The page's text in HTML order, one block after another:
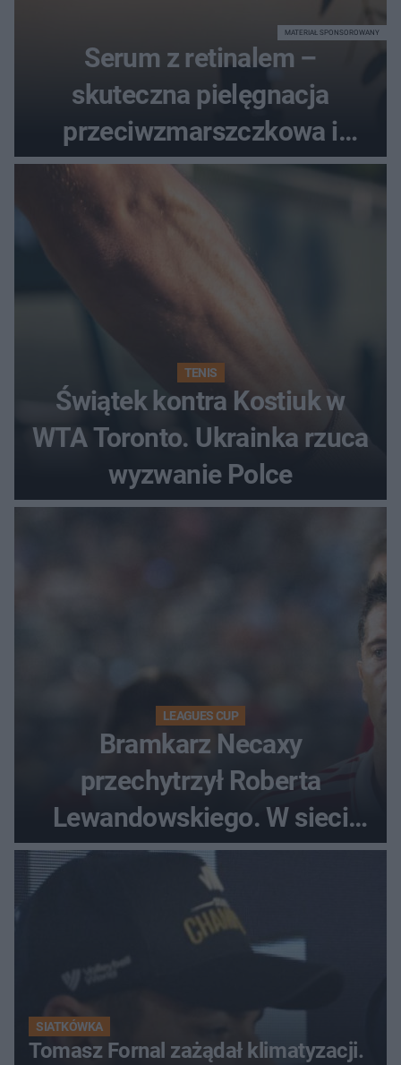
Serum z retinalem –
skuteczna pielęgnacja
przeciwzmarszczkowa i
regenerująca
MATERIAŁ SPONSOROWANY
TENIS
Świątek kontra Kostiuk w
WTA Toronto. Ukrainka rzuca
wyzwanie Polce
LEAGUES CUP
Bramkarz Necaxy
przechytrzył Roberta
Lewandowskiego. W sieci
krąży wideo z tego pojedynku
SIATKÓWKA
Tomasz Fornal zażądał klimatyzacji.